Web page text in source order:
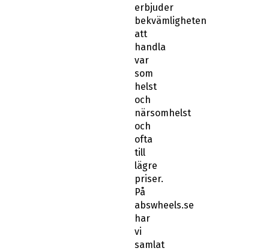
erbjuder
bekvämligheten
att
handla
var
som
helst
och
närsomhelst
och
ofta
till
lägre
priser.
På
abswheels.se
har
vi
samlat